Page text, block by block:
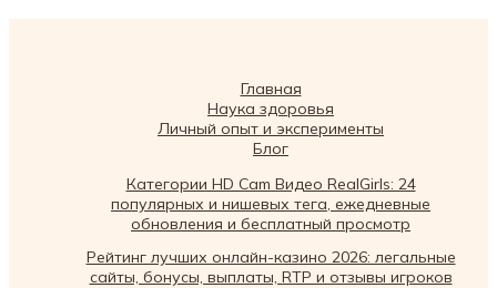
Главная
Наука здоровья
Личный опыт и эксперименты
Блог
Категории HD Cam Видео RealGirls: 24
популярных и нишевых тега, ежедневные
обновления и бесплатный просмотр
Рейтинг лучших онлайн-казино 2026: легальные
сайты, бонусы, выплаты, RTP и отзывы игроков